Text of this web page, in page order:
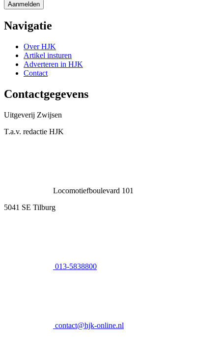
Navigatie
Over HJK
Artikel insturen
Adverteren in HJK
Contact
Contactgegevens
Uitgeverij Zwijsen
T.a.v. redactie HJK
Locomotiefboulevard 101
5041 SE Tilburg
013-5838800
contact@hjk-online.nl